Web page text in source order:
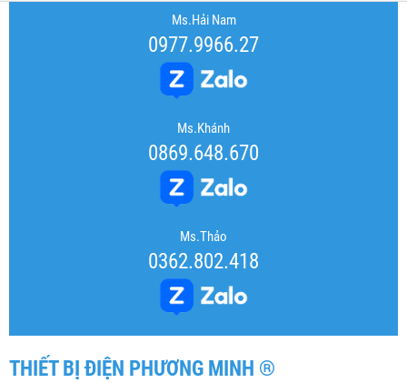
Ms.Hải Nam
0977.9966.27
Ms.Khánh
0869.648.670
Ms.Thảo
0362.802.418
THIẾT BỊ ĐIỆN PHƯƠNG MINH ®